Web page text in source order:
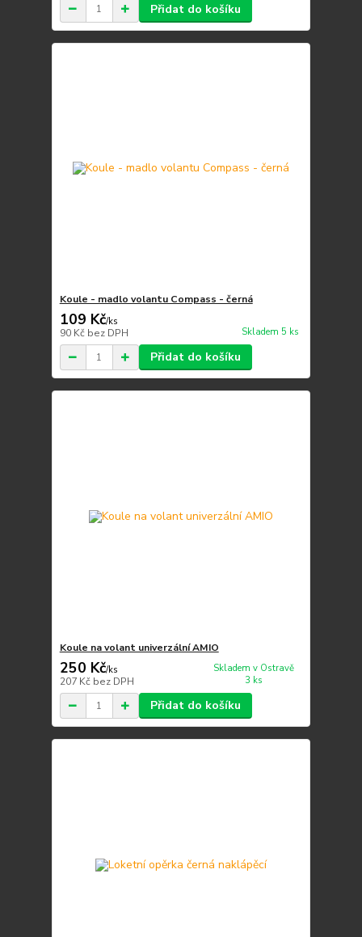
Přidat do košíku
Koule - madlo volantu Compass - černá
109 Kč/ks
90 Kč bez DPH Skladem 5 ks
Přidat do košíku
Koule na volant univerzální AMIO
250 Kč/ks
207 Kč bez DPH
Skladem v Ostravě
3 ks
Přidat do košíku